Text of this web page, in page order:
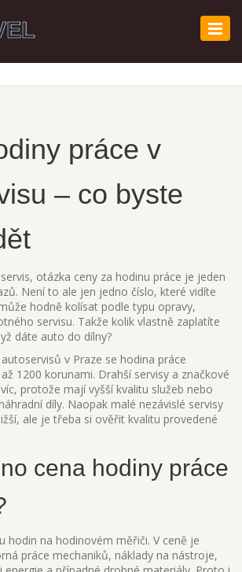
práce v
– co byste
otázka ceny za hodinu práce je jeden
Není to ale jen jedno číslo, které vidíte
hodně kolísat podle typu opravy,
servisu. Takže kolik vlastně zaplatíte
dáte auto do dílny?
v Praze se hodina práce
1200 korunami. Drahší servisy a značkové
protože mají vyšší kvalitu služeb nebo
díly. Naopak malé nezávislé servisy
ale je třeba si ověřit kvalitu provedené
cena hodiny práce
hodin na hodinovém měřiči. V ceně je
práce mechaniků, náklady na nástroje,